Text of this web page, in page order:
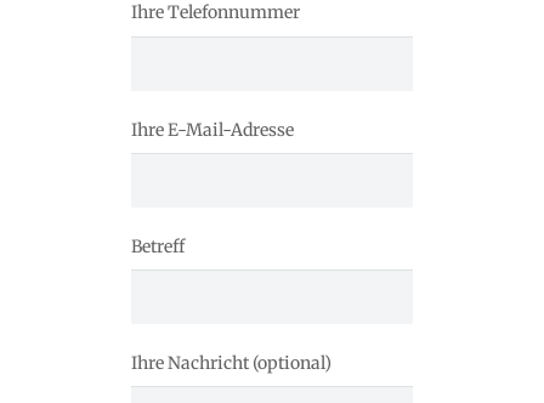
Ihre Telefonnummer
Ihre E-Mail-Adresse
Betreff
Ihre Nachricht (optional)